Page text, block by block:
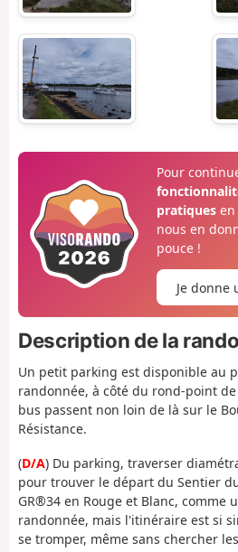
Pour
pratiquesen
nous en
pouce !
Je donne
Description de la
Un petit parking est disponible au
randonnée, à côté du rond-point
bus passent non loin de là sur le
Résistance.
(D/A) Du parking, traverser
pour trouver le départ du Sentier
GR®34 en Rouge et Blanc, comme
randonnée, mais l'itinéraire est si
se tromper, même sans chercher